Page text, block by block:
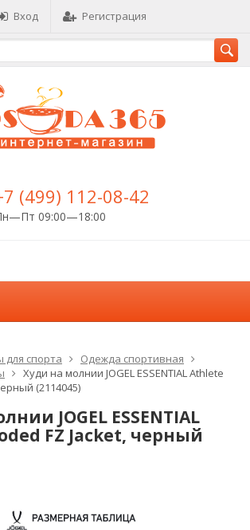
Вход Регистрация
(499) 112-08-42
09:00—18:00
для спорта
Одежда спортивная
Худи на молнии JOGEL ESSENTIAL Athlete
(2114045)
JOGEL ESSENTIAL
FZ Jacket, черный